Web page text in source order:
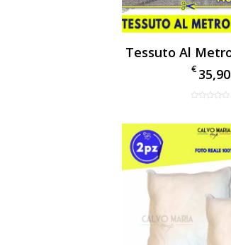
35,90
€